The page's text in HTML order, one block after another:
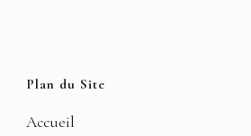
Plan du Site
Accueil